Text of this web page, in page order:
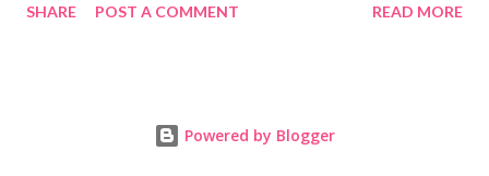
kok untuk mengajar dengan metode yang fun, La Alfabeta
Alfabeta. ⁣⁣⁣⁣Ada pilihan online class maupun offline class lho! Cek
SHARE POST A COMMENT READ MORE
Powered by Blogger